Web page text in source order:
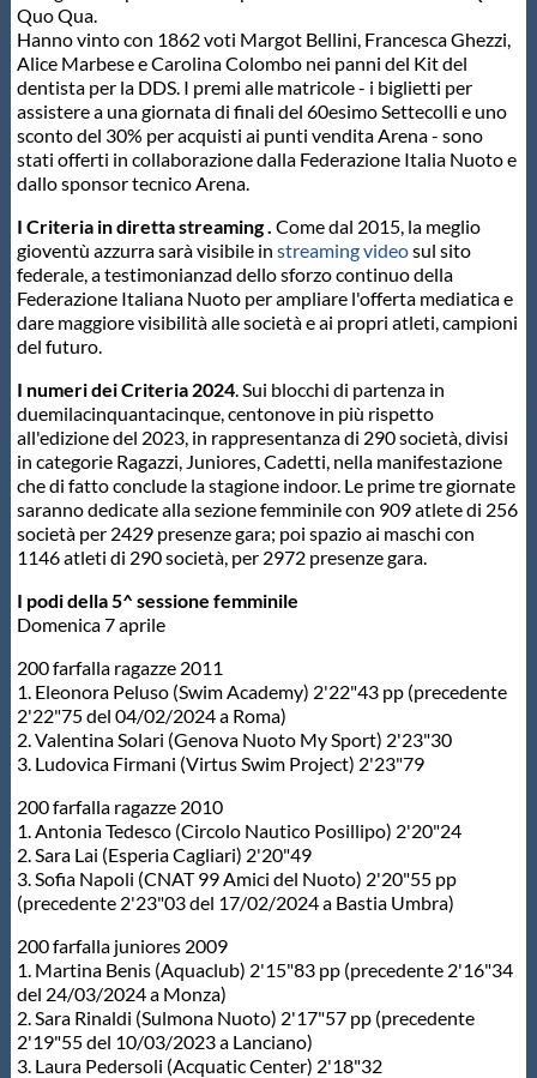
Quo Qua.
Hanno vinto con 1862 voti Margot Bellini, Francesca Ghezzi,
Alice Marbese e Carolina Colombo nei panni del Kit del
dentista per la DDS. I premi alle matricole - i biglietti per
assistere a una giornata di finali del 60esimo Settecolli e uno
sconto del 30% per acquisti ai punti vendita Arena - sono
stati offerti in collaborazione dalla Federazione Italia Nuoto e
dallo sponsor tecnico Arena.
I Criteria in diretta streaming . Come dal 2015, la meglio
gioventù azzurra sarà visibile in streaming videosul sito
federale, a testimonianzad dello sforzo continuo della
Federazione Italiana Nuoto per ampliare l'offerta mediatica e
dare maggiore visibilità alle società e ai propri atleti, campioni
del futuro.
I numeri dei Criteria 2024. Sui blocchi di partenza in
duemilacinquantacinque, centonove in più rispetto
all'edizione del 2023, in rappresentanza di 290 società, divisi
in categorie Ragazzi, Juniores, Cadetti, nella manifestazione
che di fatto conclude la stagione indoor. Le prime tre giornate
saranno dedicate alla sezione femminile con 909 atlete di 256
società per 2429 presenze gara; poi spazio ai maschi con
1146 atleti di 290 società, per 2972 presenze gara.
I podi della 5^ sessione femminile
Domenica 7 aprile
200 farfalla ragazze 2011
1. Eleonora Peluso (Swim Academy) 2'22"43 pp (precedente
2'22"75 del 04/02/2024 a Roma)
2. Valentina Solari (Genova Nuoto My Sport) 2'23"30
3. Ludovica Firmani (Virtus Swim Project) 2'23"79
200 farfalla ragazze 2010
1. Antonia Tedesco (Circolo Nautico Posillipo) 2'20"24
2. Sara Lai (Esperia Cagliari) 2'20"49
3. Sofia Napoli (CNAT 99 Amici del Nuoto) 2'20"55 pp
(precedente 2'23"03 del 17/02/2024 a Bastia Umbra)
200 farfalla juniores 2009
1. Martina Benis (Aquaclub) 2'15"83 pp (precedente 2'16"34
del 24/03/2024 a Monza)
2. Sara Rinaldi (Sulmona Nuoto) 2'17"57 pp (precedente
2'19"55 del 10/03/2023 a Lanciano)
3. Laura Pedersoli (Acquatic Center) 2'18"32